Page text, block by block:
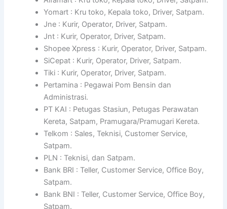
Yomart : Kru toko, Kepala toko, Driver, Satpam.
Jne : Kurir, Operator, Driver, Satpam.
Jnt : Kurir, Operator, Driver, Satpam.
Shopee Xpress : Kurir, Operator, Driver, Satpam.
SiCepat : Kurir, Operator, Driver, Satpam.
Tiki : Kurir, Operator, Driver, Satpam.
Pertamina : Pegawai Pom Bensin dan
Administrasi.
PT KAI : Petugas Stasiun, Petugas Perawatan
Kereta, Satpam, Pramugara/Pramugari Kereta.
Telkom : Sales, Teknisi, Customer Service,
Satpam.
PLN : Teknisi, dan Satpam.
Bank BRI : Teller, Customer Service, Office Boy,
Satpam.
Bank BNI : Teller, Customer Service, Office Boy,
Satpam.